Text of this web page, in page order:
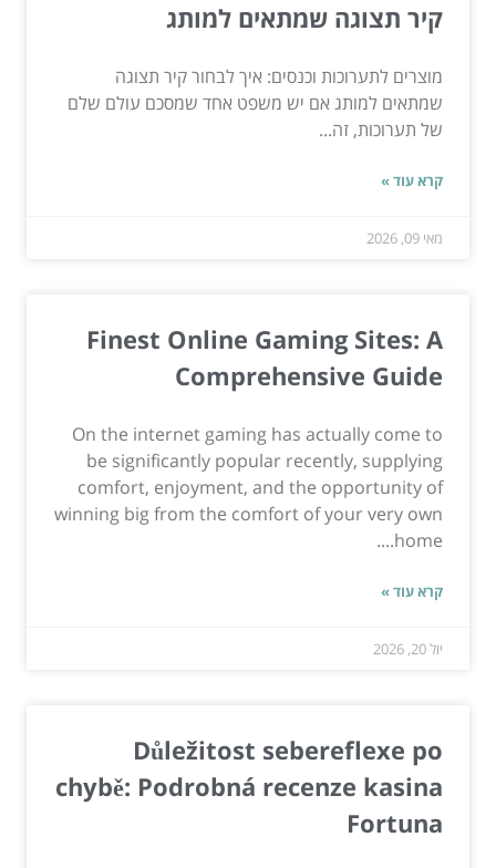
קיר תצוגה שמתאים למותג
מוצרים לתערוכות וכנסים: איך לבחור קיר תצוגה
שמתאים למותג אם יש משפט אחד שמסכם עולם שלם
של תערוכות, זה...
קרא עוד »
מאי 09, 2026
Finest Online Gaming Sites: A
Comprehensive Guide
On the internet gaming has actually come to
be significantly popular recently, supplying
comfort, enjoyment, and the opportunity of
winning big from the comfort of your very own
home....
קרא עוד »
יול 20, 2026
Důležitost sebereflexe po
chybě: Podrobná recenze kasina
Fortuna